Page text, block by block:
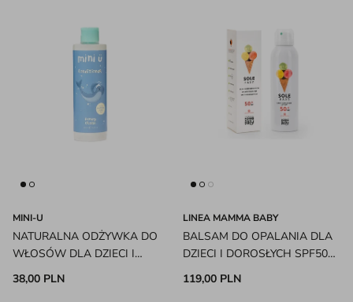
MINI-U
NATURALNA ODŻYWKA DO
WŁOSÓW DLA DZIECI I
NIEMOWLĄT MINI-U
38,00 PLN
LINEA MAMMA BABY
BALSAM DO OPALANIA DLA
DZIECI I DOROSŁYCH SPF50
ECO REEF LINEA MAMMA
BABY
119,00 PLN